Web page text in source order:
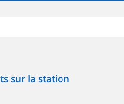
sur la station